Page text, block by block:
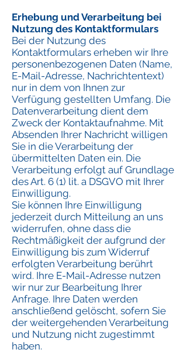
Erhebung und Verarbeitung bei
Nutzung des Kontaktformulars
Bei der Nutzung des
Kontaktformulars erheben wir Ihre
personenbezogenen Daten (Name,
E-Mail-Adresse, Nachrichtentext)
nur in dem von Ihnen zur
Verfügung gestellten Umfang. Die
Datenverarbeitung dient dem
Zweck der Kontaktaufnahme. Mit
Absenden Ihrer Nachricht willigen
Sie in die Verarbeitung der
übermittelten Daten ein. Die
Verarbeitung erfolgt auf Grundlage
des Art. 6 (1) lit. a DSGVO mit Ihrer
Einwilligung.
Sie können Ihre Einwilligung
jederzeit durch Mitteilung an uns
widerrufen, ohne dass die
Rechtmäßigkeit der aufgrund der
Einwilligung bis zum Widerruf
erfolgten Verarbeitung berührt
wird. Ihre E-Mail-Adresse nutzen
wir nur zur Bearbeitung Ihrer
Anfrage. Ihre Daten werden
anschließend gelöscht, sofern Sie
der weitergehenden Verarbeitung
und Nutzung nicht zugestimmt
haben.